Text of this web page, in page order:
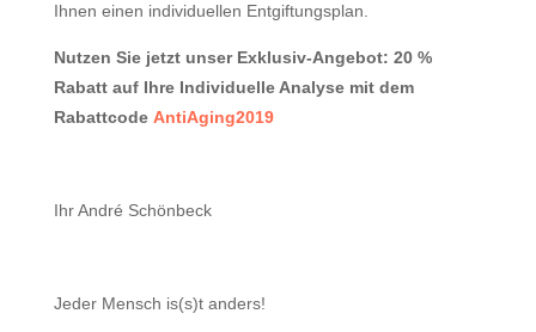
Ihnen einen individuellen Entgiftungsplan.
Nutzen Sie jetzt unser Exklusiv-Angebot: 20 %
Rabatt auf Ihre Individuelle Analyse mit dem
Rabattcode AntiAging2019
Ihr André Schönbeck
Jeder Mensch is(s)t anders!